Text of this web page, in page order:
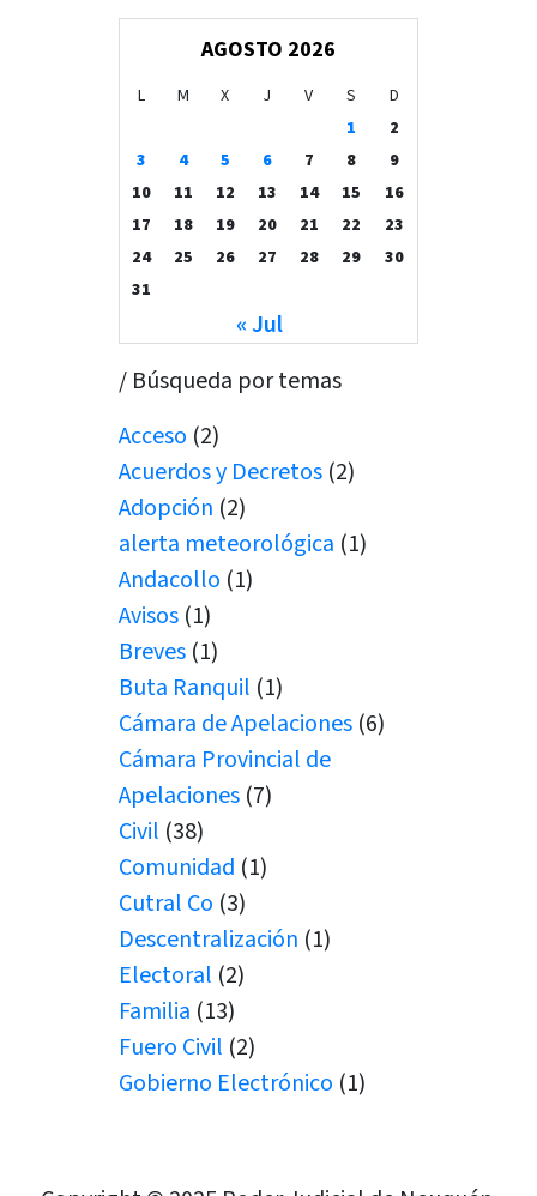
AGOSTO 2026
L M X J V S
D
1
2
3
4 5 6 7 8
9
10
11 12 13 14 15
16
17
18 19 20 21 22
23
24
25 26 27 28 29
30
31
« Jul
/ Búsqueda por temas
Acceso (2)
Acuerdos y Decretos (2)
Adopción (2)
alerta meteorológica (1)
Andacollo (1)
Avisos (1)
Breves (1)
Buta Ranquil (1)
Cámara de Apelaciones (6)
Cámara Provincial de
Apelaciones (7)
Civil (38)
Comunidad (1)
Cutral Co (3)
Descentralización (1)
Electoral (2)
Familia (13)
Fuero Civil (2)
Gobierno Electrónico (1)